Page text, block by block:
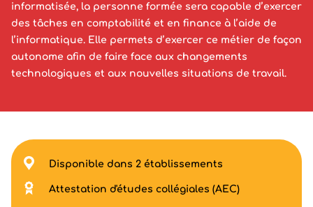
informatisée, la personne formée sera capable d’exercer
des tâches en comptabilité et en finance à l’aide de
l’informatique. Elle permets d’exercer ce métier de façon
autonome afin de faire face aux changements
technologiques et aux nouvelles situations de travail.
Disponible dans 2 établissements
Attestation d'études collégiales (AEC)